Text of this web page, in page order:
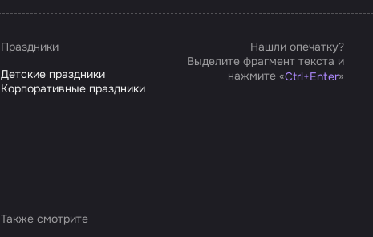
Праздники
Детские праздники
Корпоративные праздники
Также смотрите
Нашли опечатку?
Выделите фрагмент текста и
нажмите «Ctrl+Enter»